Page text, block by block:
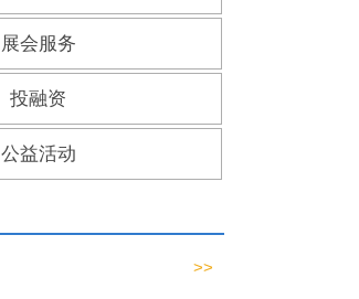
展会服务
投融资
公益活动
>>